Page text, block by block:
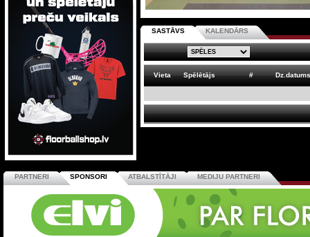
SASTĀVS KALENDĀRS
Vieta Spēlētājs # Dz.datums
PARTNERI SPONSORI ATBALSTĪTĀJI MEDIJU PARTNERI